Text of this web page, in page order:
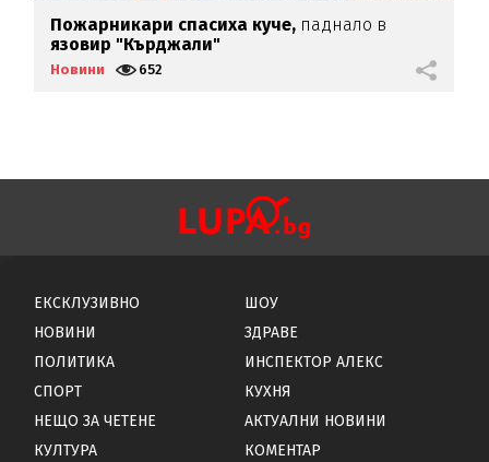
Пожарникари спасиха куче, паднало в
язовир "Кърджали"
Новини 652
ЕКСКЛУЗИВНО
НОВИНИ
ПОЛИТИКА
СПОРТ
НЕЩО ЗА ЧЕТЕНЕ
КУЛТУРА
ШОУ
ЗДРАВЕ
ИНСПЕКТОР АЛЕКС
КУХНЯ
АКТУАЛНИ НОВИНИ
КОМЕНТАР